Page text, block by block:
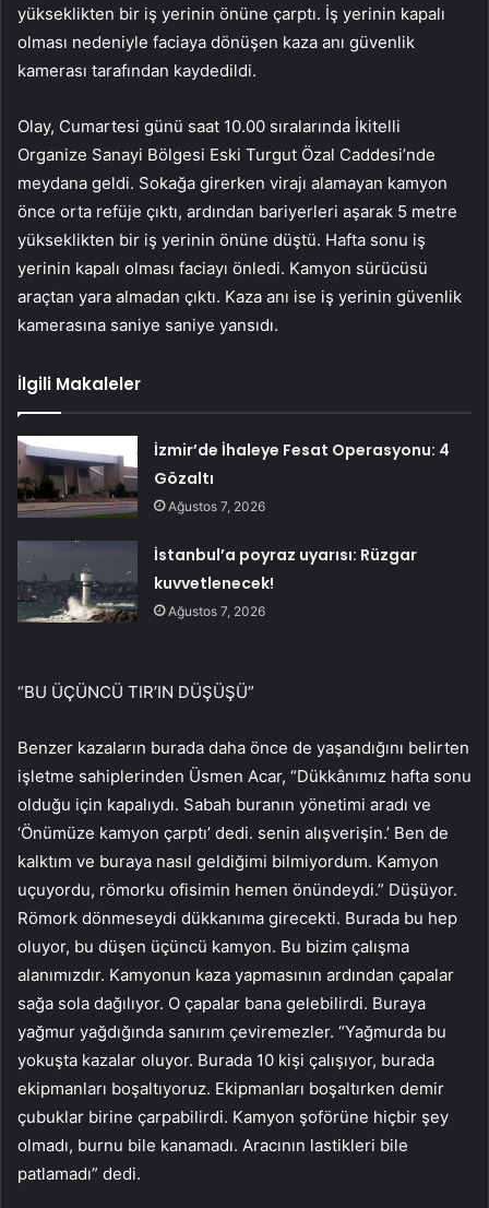
yükseklikten bir iş yerinin önüne çarptı. İş yerinin kapalı
olması nedeniyle faciaya dönüşen kaza anı güvenlik
kamerası tarafından kaydedildi.
Olay, Cumartesi günü saat 10.00 sıralarında İkitelli
Organize Sanayi Bölgesi Eski Turgut Özal Caddesi’nde
meydana geldi. Sokağa girerken virajı alamayan kamyon
önce orta refüje çıktı, ardından bariyerleri aşarak 5 metre
yükseklikten bir iş yerinin önüne düştü. Hafta sonu iş
yerinin kapalı olması faciayı önledi. Kamyon sürücüsü
araçtan yara almadan çıktı. Kaza anı ise iş yerinin güvenlik
kamerasına saniye saniye yansıdı.
İlgili Makaleler
İzmir’de İhaleye Fesat Operasyonu: 4
Gözaltı
Ağustos 7, 2026
İstanbul’a poyraz uyarısı: Rüzgar
kuvvetlenecek!
Ağustos 7, 2026
“BU ÜÇÜNCÜ TIR’IN DÜŞÜŞÜ”
Benzer kazaların burada daha önce de yaşandığını belirten
işletme sahiplerinden Üsmen Acar, “Dükkânımız hafta sonu
olduğu için kapalıydı. Sabah buranın yönetimi aradı ve
‘Önümüze kamyon çarptı’ dedi. senin alışverişin.’ Ben de
kalktım ve buraya nasıl geldiğimi bilmiyordum. Kamyon
uçuyordu, römorku ofisimin hemen önündeydi.” Düşüyor.
Römork dönmeseydi dükkanıma girecekti. Burada bu hep
oluyor, bu düşen üçüncü kamyon. Bu bizim çalışma
alanımızdır. Kamyonun kaza yapmasının ardından çapalar
sağa sola dağılıyor. O çapalar bana gelebilirdi. Buraya
yağmur yağdığında sanırım çeviremezler. “Yağmurda bu
yokuşta kazalar oluyor. Burada 10 kişi çalışıyor, burada
ekipmanları boşaltıyoruz. Ekipmanları boşaltırken demir
çubuklar birine çarpabilirdi. Kamyon şoförüne hiçbir şey
olmadı, burnu bile kanamadı. Aracının lastikleri bile
patlamadı” dedi.